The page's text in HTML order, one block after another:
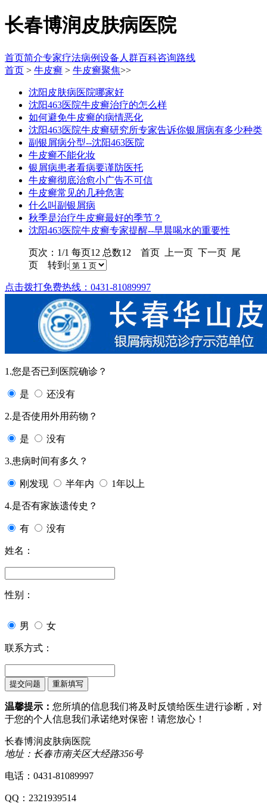
长春博润皮肤病医院
首页简介专家疗法病例设备 人群百科咨询路线
首页 > 牛皮癣 > 牛皮癣聚焦>>
沈阳皮肤病医院哪家好
沈阳463医院牛皮癣治疗的怎么样
如何避免牛皮癣的病情恶化
沈阳463医院牛皮癣研究所专家告诉你银屑病有多少种类
副银屑病分型--沈阳463医院
牛皮癣不能化妆
银屑病患者看病要谨防医托
牛皮癣彻底治愈小广告不可信
牛皮癣常见的几种危害
什么叫副银屑病
秋季是治疗牛皮癣最好的季节？
沈阳463医院牛皮癣专家提醒--早晨喝水的重要性
页次：1/1 每页12 总数12 首页 上一页 下一页 尾
页 转到:
点击拨打免费热线：0431-81089997
1.您是否已到医院确诊？
是 还没有
2.是否使用外用药物？
是 没有
3.患病时间有多久？
刚发现 半年内 1年以上
4.是否有家族遗传史？
有 没有
姓名：
性别：
男 女
联系方式：
温馨提示： 您所填的信息我们将及时反馈给医生进行诊断，对
于您的个人信息我们承诺绝对保密！请您放心！
长春博润皮肤病医院
地址：长春市南关区大经路356号
电话：0431-81089997
QQ：2321939514